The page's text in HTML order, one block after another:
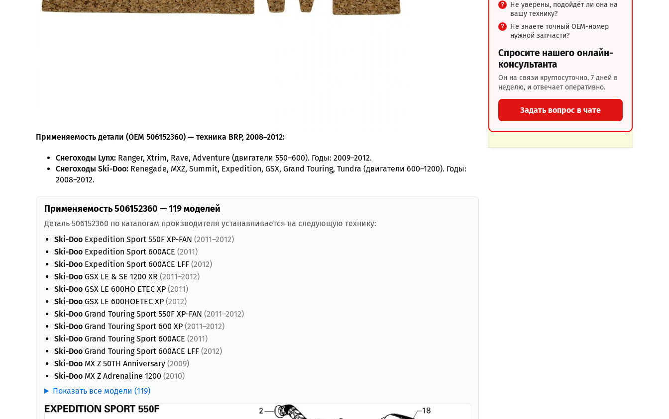
Не уверены, подойдёт ли она на
вашу технику?
Не знаете точный OEM-номер
нужной запчасти?
Спросите нашего онлайн-
консультанта
Он на связи круглосуточно, 7 дней в
неделю, и отвечает оперативно.
Задать вопрос в чате
Применяемость детали (OEM 506152360) — техника BRP, 2008–2012:
Снегоходы Lynx: Ranger, Xtrim, Rave, Adventure (двигатели 550–600). Годы: 2009–2012.
Снегоходы Ski-Doo: Renegade, MXZ, Summit, Expedition, GSX, Grand Touring, Tundra (двигатели 600–1200). Годы:
2008–2012.
Применяемость 506152360 — 119 моделей
Деталь 506152360 по каталогам производителя устанавливается на следующую технику:
Ski-Doo Expedition Sport 550F XP-FAN (2011–2012)
Ski-Doo Expedition Sport 600ACE (2011)
Ski-Doo Expedition Sport 600ACE LFF (2012)
Ski-Doo GSX LE & SE 1200 XR (2011–2012)
Ski-Doo GSX LE 600HO ETEC XP (2011)
Ski-Doo GSX LE 600HOETEC XP (2012)
Ski-Doo Grand Touring Sport 550F XP-FAN (2011–2012)
Ski-Doo Grand Touring Sport 600 XP (2011–2012)
Ski-Doo Grand Touring Sport 600ACE (2011)
Ski-Doo Grand Touring Sport 600ACE LFF (2012)
Ski-Doo MX Z 50TH Anniversary (2009)
Ski-Doo MX Z Adrenaline 1200 (2010)
Показать все модели (119)